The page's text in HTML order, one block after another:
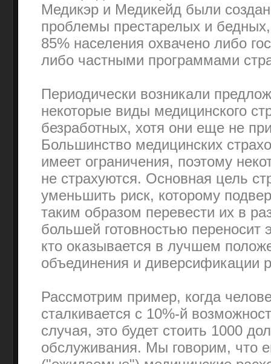
Медикэр и Медикейд были
проблемы престарелых и бедных,
85% населения охвачено либо
либо частными программами
Периодически возникали
некоторые виды медицинского
безработных, хотя они еще не
Большинство медицинских
имеет ограничения, поэтому
не страхуются. Основная цель
уменьшить риск, которому
таким образом перевести их в
большей готовностью переносит
кто оказывается в лучшем
объединения и диверсификации
Рассмотрим пример, когда
сталкивается с 10%-й
случая, это будет стоить 1000
обслуживания. Мы говорим, что